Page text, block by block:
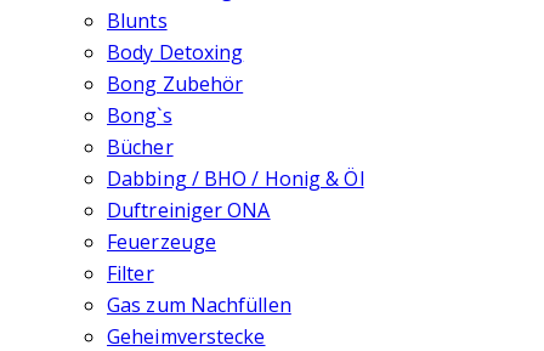
Blunts
Body Detoxing
Bong Zubehör
Bong`s
Bücher
Dabbing / BHO / Honig & Öl
Duftreiniger ONA
Feuerzeuge
Filter
Gas zum Nachfüllen
Geheimverstecke